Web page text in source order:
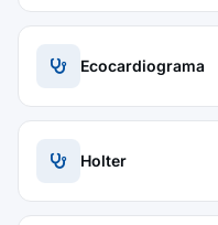
Ecocardiograma
Holter